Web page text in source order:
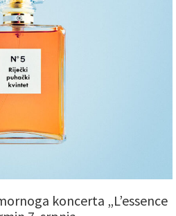
koncerta „L’essence